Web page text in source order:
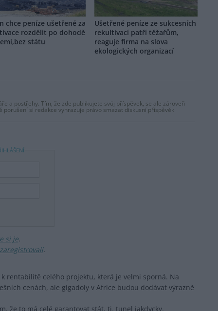
chce peníze ušetřené za
rozdělit po dohodě
státu
Ušetřené peníze ze sukcesních
rekultivací patří těžařům,
reaguje firma na slova
ekologických organizací
a postřehy. Tím, že zde publikujete svůj příspěvek, se ale zároveň
porušení si redakce vyhrazuje právo smazat diskusní příspěvěk
si je.
zaregistrovali.
rentabilitě celého projektu, která je velmi sporná. Na
cenách, ale gigadoly v Africe budou dodávat výrazně
že to má celé garantovat stát, tj. tunel jakdycky.